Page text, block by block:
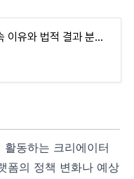
전투토끼 유튜버 구속 이유와 법적 결과 분석 | 밀양 여중생 사건의 여파
동하는 크리에이터
폼의 정책 변화나 예상